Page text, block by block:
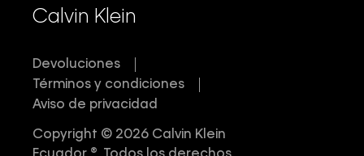
Calvin Klein
Devoluciones
Términos y condiciones
Aviso de privacidad
Copyright © 2026 Calvin Klein